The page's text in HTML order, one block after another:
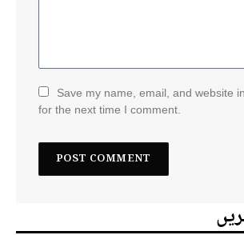
Save my name, email, and website
for the next time I comment.